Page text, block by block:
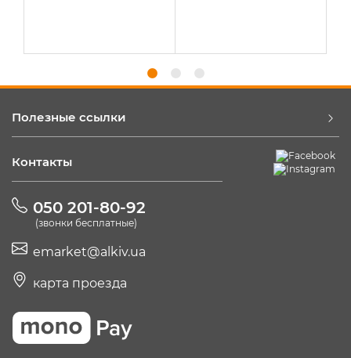
Полезные ссылки
Контакты
050 201-80-92
(звонки бесплатные)
emarket@alkiv.ua
карта проезда